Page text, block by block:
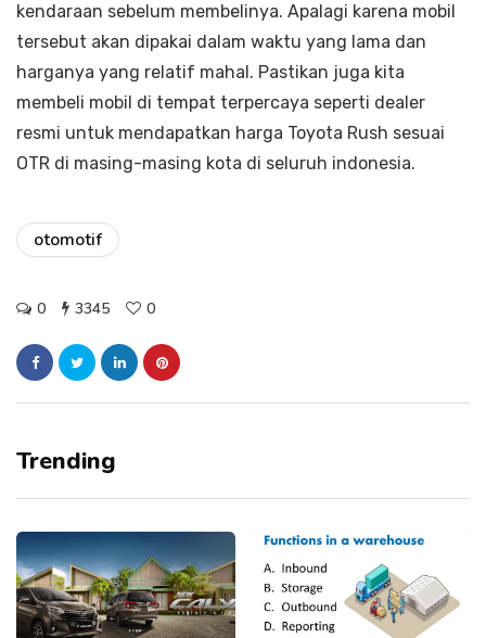
kendaraan sebelum membelinya. Apalagi karena mobil
tersebut akan dipakai dalam waktu yang lama dan
harganya yang relatif mahal. Pastikan juga kita
membeli mobil di tempat terpercaya seperti dealer
resmi untuk mendapatkan harga Toyota Rush sesuai
OTR di masing-masing kota di seluruh indonesia.
otomotif
0 3345 0
Trending